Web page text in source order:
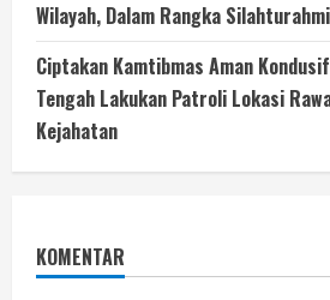
Wilayah, Dalam Rangka
Ciptakan Kamtibmas Aman
Tengah Lakukan Patroli Lokasi
Kejahatan
KOMENTAR